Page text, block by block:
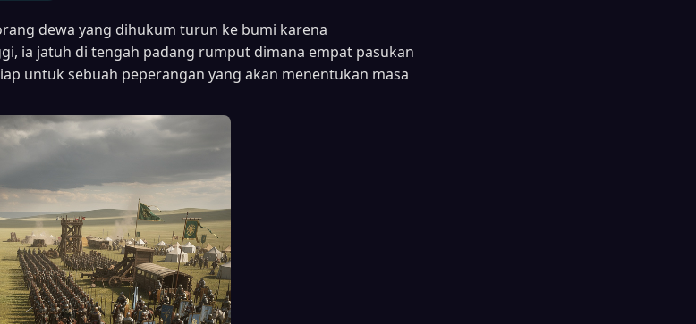
dewa yang dihukum turun ke bumi karena
ia jatuh di tengah padang rumput dimana empat pasukan
untuk sebuah peperangan yang akan menentukan masa